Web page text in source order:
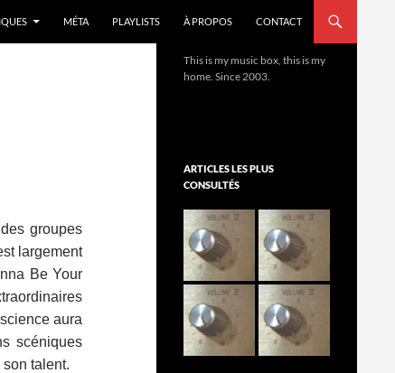
MÉTA PLAYLISTS À PROPOS CONTACT
groupes
largement
Be Your
aura
scéniques
talent.
This is my music box, this is my
home. Since 2003.
ARTICLES LES PLUS
CONSULTÉS